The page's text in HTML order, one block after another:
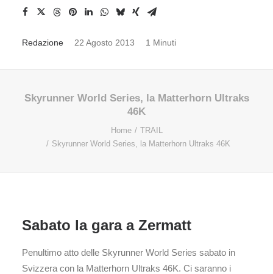
Redazione 22 Agosto 2013 1 Minuti
Skyrunner World Series, la Matterhorn Ultraks
46K
Home
TRAIL
Skyrunner World Series, la Matterhorn Ultraks 46K
Sabato la gara a Zermatt
Penultimo atto delle Skyrunner World Series sabato in
Svizzera con la Matterhorn Ultraks 46K. Ci saranno i